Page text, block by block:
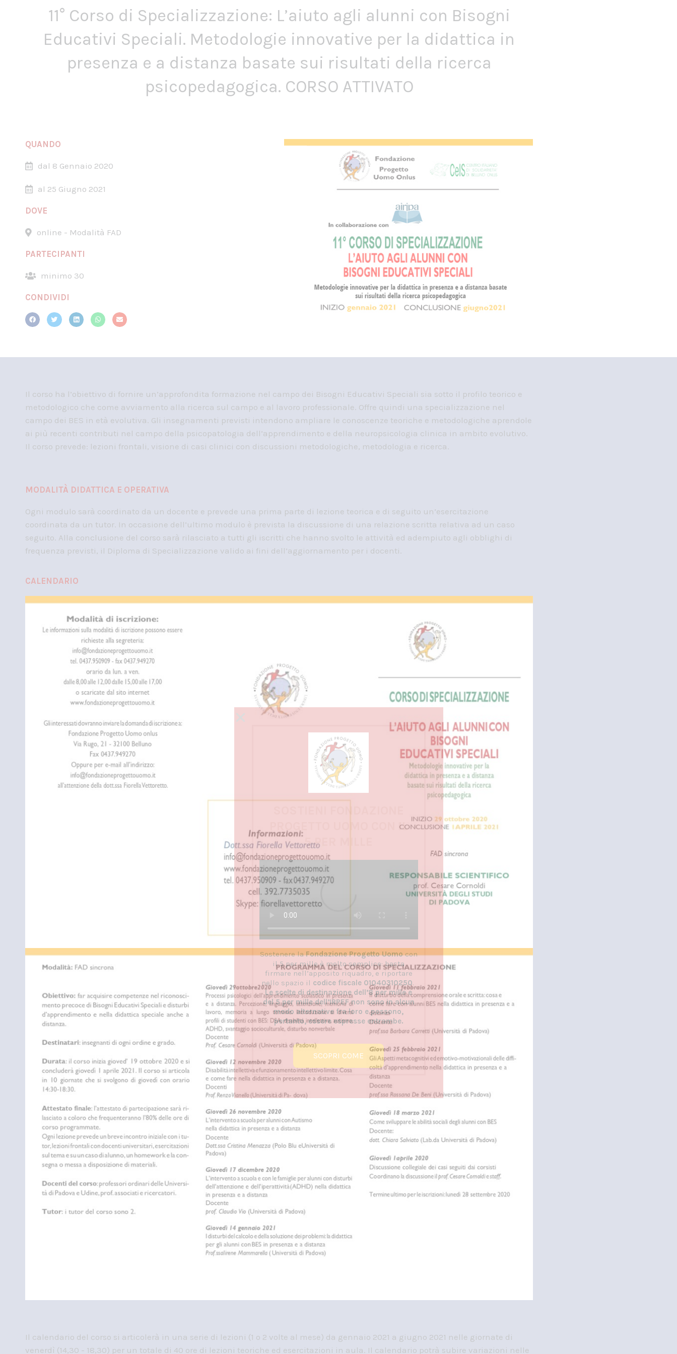
11° Corso di Specializzazione: L’aiuto agli alunni con Bisogni
Educativi Speciali. Metodologie innovative per la didattica in
presenza e a distanza basate sui risultati della ricerca
psicopedagogica. CORSO ATTIVATO
QUANDO
dal 8 Gennaio 2020
al 25 Giugno 2021
DOVE
online - Modalità FAD
PARTECIPANTI
minimo 30
CONDIVIDI
Il corso ha l’obiettivo di fornire un’approfondita formazione nel campo dei Bisogni Educativi Speciali sia sotto il profilo teorico e
metodologico che come avviamento alla ricerca sul campo e al lavoro professionale. Offre quindi una specializzazione nel
campo dei BES in età evolutiva. Gli insegnamenti previsti intendono ampliare le conoscenze teoriche e metodologiche aprendole
ai più recenti contributi nel campo della psicopatologia dell’apprendimento e della neuropsicologia clinica in ambito evolutivo.
Il corso prevede: lezioni frontali, visione di casi clinici con discussioni metodologiche, metodologia e ricerca.
MODALITÀ DIDATTICA E OPERATIVA
Ogni modulo sarà coordinato da un docente e prevede una prima parte di lezione teorica e di seguito un’esercitazione
coordinata da un tutor. In occasione dell’ultimo modulo è prevista la discussione di una relazione scritta relativa ad un caso
seguito. Alla conclusione del corso sarà rilasciato a tutti gli iscritti che hanno svolto le attività ed adempiuto agli obblighi di
frequenza previsti, il Diploma di Specializzazione valido ai fini dell’aggiornamento per i docenti.
CALENDARIO
Il calendario del corso si articolerà in una serie di lezioni (1 o 2 volte al mese) da gennaio 2021 a giugno 2021 nelle giornate di
venerdì (14,30 - 18,30) per un totale di 40 ore di lezioni teoriche ed esercitazioni in aula. Il calendario potrà subire variazioni nelle
PROGETTO UOMO CON IL
5 PER MILLE
Sostenere laFondazione Progetto Uomocon
il 5 per mille è molto semplice: basta
firmare nell’apposito riquadro, e riportare
nello spazio il codice fiscale 01040310250.
Le scelte di destinazione dell’8 per mille e
del 5 per mille dell’IRPEF non sono in alcun
modo alternative fra loro e possono,
pertanto, essere espresse entrambe.
SCOPRI COME